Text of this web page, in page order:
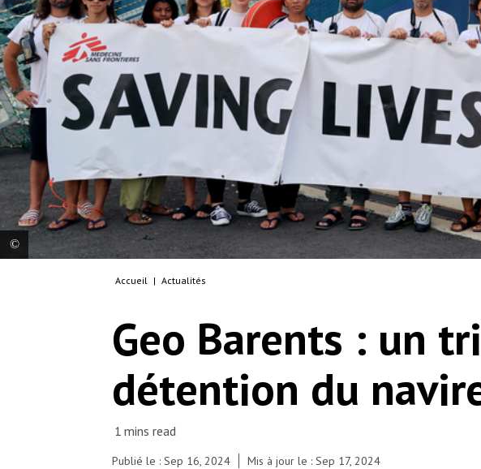
Les autorités italiennes avaient ordonné le
Barents, le navire de sauvetage de MSF, pour une
durée de 60 jours, en raison d’accusations
Accueil | Actualités
Geo Barents : un
détention du
Publié le : Sep 16, 2024 Mis à jour le : Sep 17, 2024